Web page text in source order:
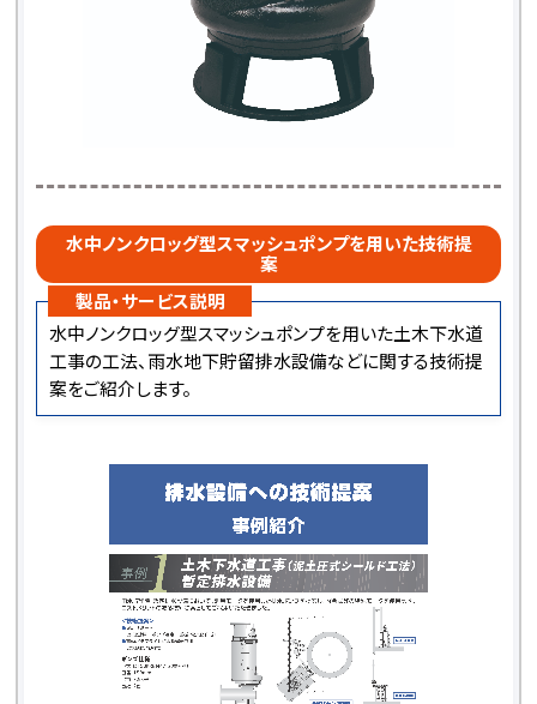
水中ノンクロッグ型スマッシュポンプを用いた技術提
案
製品・サービス説明
水中ノンクロッグ型スマッシュポンプを用いた土木下水道
工事の工法、雨水地下貯留排水設備などに関する技術提
案をご紹介します。